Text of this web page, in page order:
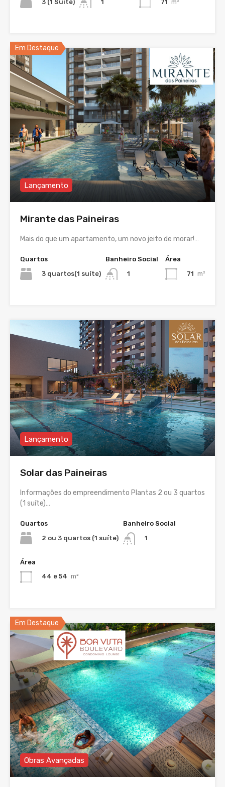
3 (1 Suíte) 1 71 m²
Em Destaque
Lançamento
Mirante das Paineiras
Mais do que um apartamento, um novo jeito de morar!…
Quartos
3 quartos(1 suíte)
Banheiro Social
1
Área
71 m²
Lançamento
Solar das Paineiras
Informações do empreendimento Plantas 2 ou 3 quartos
(1 suíte)…
Quartos
2 ou 3 quartos (1 suíte)
Banheiro Social
1
Área
44 e 54 m²
Em Destaque
Obras Avançadas